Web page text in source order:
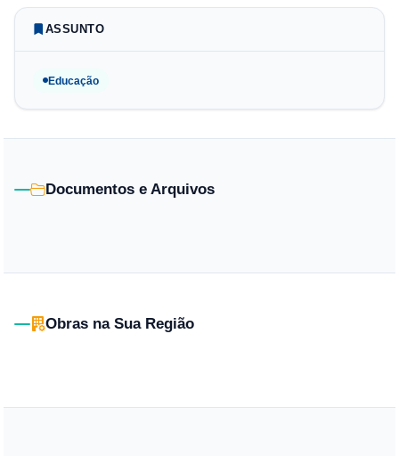
ASSUNTO
Educação
Documentos e Arquivos
Obras na Sua Região